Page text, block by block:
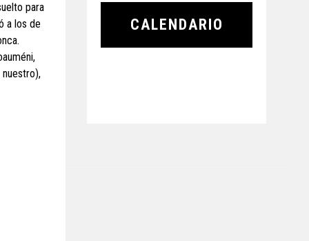
para
a los de
nuestro),
CALENDARIO